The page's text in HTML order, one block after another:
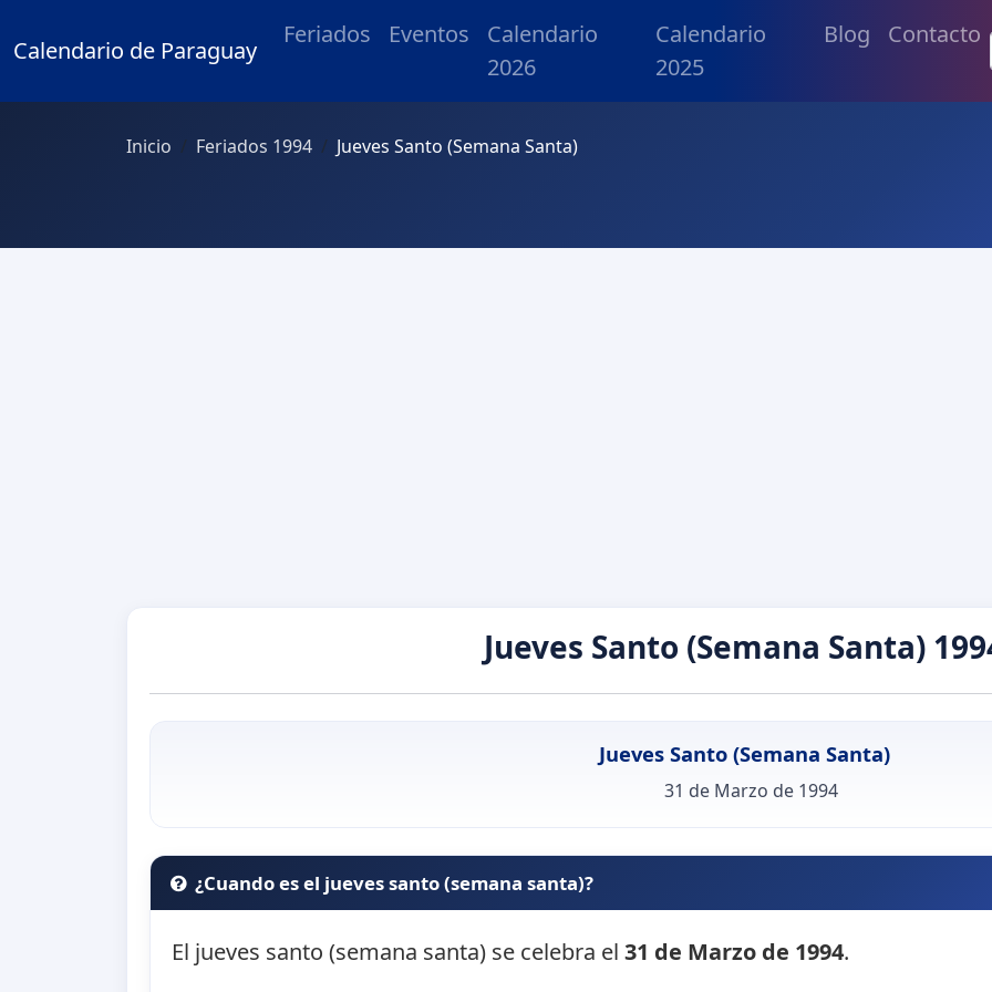
Calendario de Paraguay
Feriados Eventos
Calendario
2026
Calendario
2025
Blog Contacto
Inicio Feriados 1994 Jueves Santo (Semana Santa)
Jueves Santo (Semana Santa)
Jueves Santo (Semana Santa)
31 de Marzo de 1994
¿Cuando es el jueves santo (semana santa)?
El jueves santo (semana santa) se celebra el31 de Marzo de 1994.